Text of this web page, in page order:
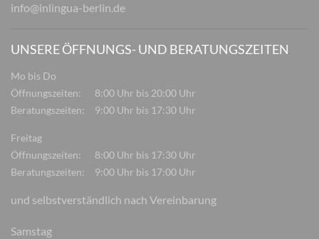
info@inlingua-berlin.de
UNSERE ÖFFNUNGS- UND BERATUNGSZEITEN
Mo bis Do
Öffnungszeiten:
8:00 Uhr bis 20:00 Uhr
Beratungszeiten:
9:00 Uhr bis 17:30 Uhr
Freitag
Öffnungszeiten:
8:00 Uhr bis 17:30 Uhr
Beratungszeiten:
9:00 Uhr bis 17:00 Uhr
und selbstverständlich nach Vereinbarung
Samstag